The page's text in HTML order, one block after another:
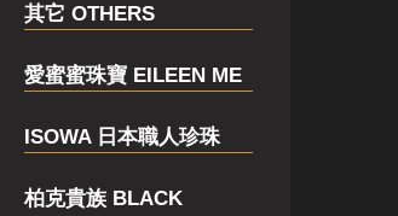
其它 OTHERS
愛蜜蜜珠寶 EILEEN ME
ISOWA 日本職人珍珠
柏克貴族 BLACK